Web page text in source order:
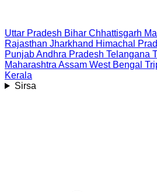
Uttar Pradesh Bihar Chhattisgarh
Rajasthan Jharkhand Himachal
PunjabAndhra Pradesh Telangana
Maharashtra Assam West Bengal
Kerala
Sirsa